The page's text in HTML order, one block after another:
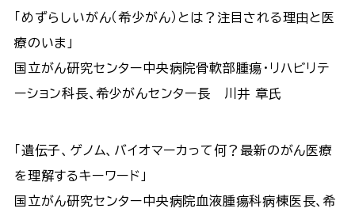
「めずらしいがん（希少がん）とは？注目される理由と医
療のいま」
国立がん研究センター中央病院骨軟部腫瘍･リハビリテ
ーション科長､希少がんセンター長 川井 章氏
「遺伝子、ゲノム、バイオマーカって何？最新のがん医療
を理解するキーワード」
国立がん研究センター中央病院血液腫瘍科病棟医長､希